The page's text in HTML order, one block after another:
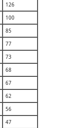
126
100
85
77
73
68
67
62
56
47